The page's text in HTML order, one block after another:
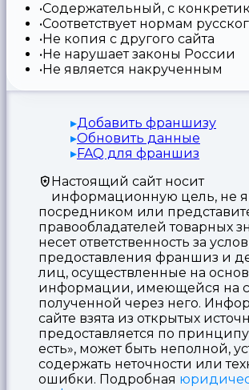
Содержательный, с
Соответствует нормам
Не копия с другого сайта
Не нарушает законы России
Не является накрученным
Добавить франшизу
Обновить данные
FAQ для франшиз
Настоящий сайт носит
информационную цель, не
посредником или
правообладателей товарных
несет ответственность за
предоставления франшиз и
лиц, осуществленные на
информации, имеющейся на
полученной через него.
сайте взята из открытых
предоставляется по принципу
есть», может быть неполной,
содержать неточности или
ошибки. Подробная